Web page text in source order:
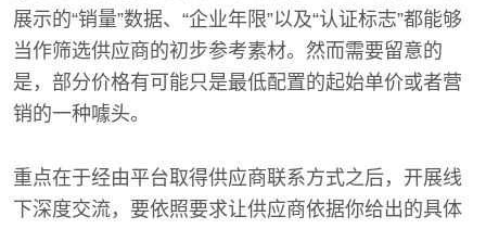
展示的“销量”数据、“企业年限”以及“认证标志”都能够
当作筛选供应商的初步参考素材。然而需要留意的
是，部分价格有可能只是最低配置的起始单价或者营
销的一种噱头。
重点在于经由平台取得供应商联系方式之后，开展线
下深度交流，要依照要求让供应商依据你给出的具体